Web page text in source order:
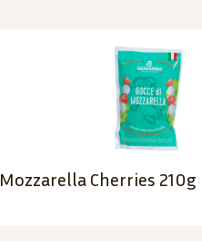
Mozzarella Cherries